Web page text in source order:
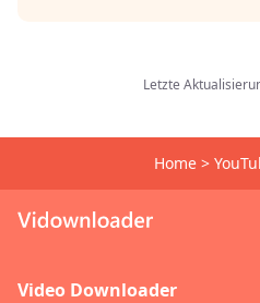
Letzte
Home >
Video Downloader